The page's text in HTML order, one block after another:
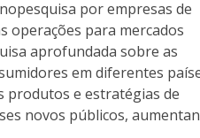
por empresas de
operações para mercados
aprofundada sobre as
em diferentes
produtos e estratégias de
novos públicos,